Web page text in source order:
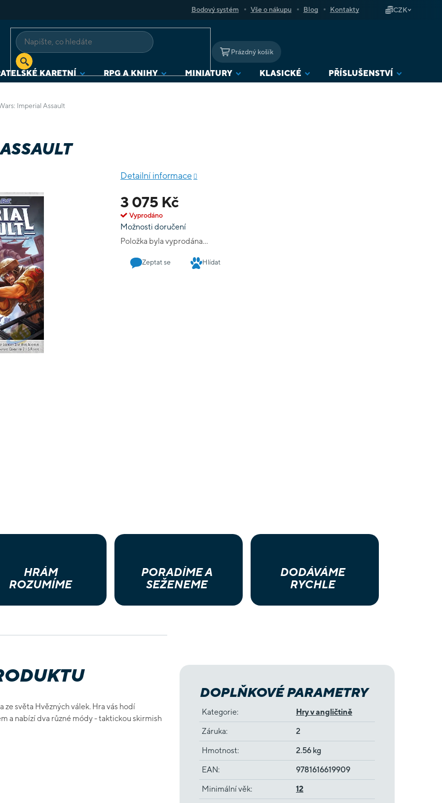
Bodový systém Vše o nákupu Blog Kontakty CZK
NÁKUPNÍ
KOŠÍK
Prázdný košík
KARETNÍ RPG A KNIHY MINIATURY KLASICKÉ PŘÍSLUŠENSTVÍ
Imperial Assault
3 075 Kč
Vyprodáno
Možnosti doručení
Položka byla vyprodána…
Detailní informace
Zeptat se Hlídat
HRÁM
ROZUMÍME
PORADÍME A
SEŽENEME
DODÁVÁME
RYCHLE
ze světa Hvězných válek. Hra vás hodí
a nabízí dva různé módy - taktickou skirmish
DOPLŇKOVÉ PARAMETRY
Kategorie: Hry v angličtině
Záruka: 2
Hmotnost: 2.56 kg
EAN: 9781616619909
Minimální věk: 12